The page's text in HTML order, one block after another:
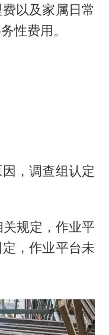
以及家属日常
性费用。
，调查组认定
规定，作业平
，作业平台未